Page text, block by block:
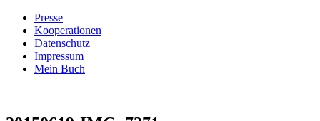
Presse
Kooperationen
Datenschutz
Impressum
Mein Buch
Villa König